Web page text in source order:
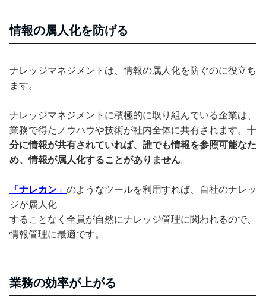
情報の属人化を防げる
ナレッジマネジメントは、情報の属人化を防ぐのに役立ち
ます。
ナレッジマネジメントに積極的に取り組んでいる企業は、
業務で得たノウハウや技術が社内全体に共有されます。 十
分に情報が共有されていれば、誰でも情報を参照可能なた
め、情報が属人化することがありません。
「ナレカン」 のようなツールを利用すれば、自社のナレッ
ジが属人化
することなく全員が自然にナレッジ管理に関われるので、
情報管理に最適です。
業務の効率が上がる